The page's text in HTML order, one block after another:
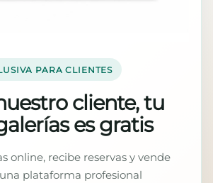
PARA CLIENTES
cliente, tu
es gratis
online, recibe reservas y vende
plataforma profesional